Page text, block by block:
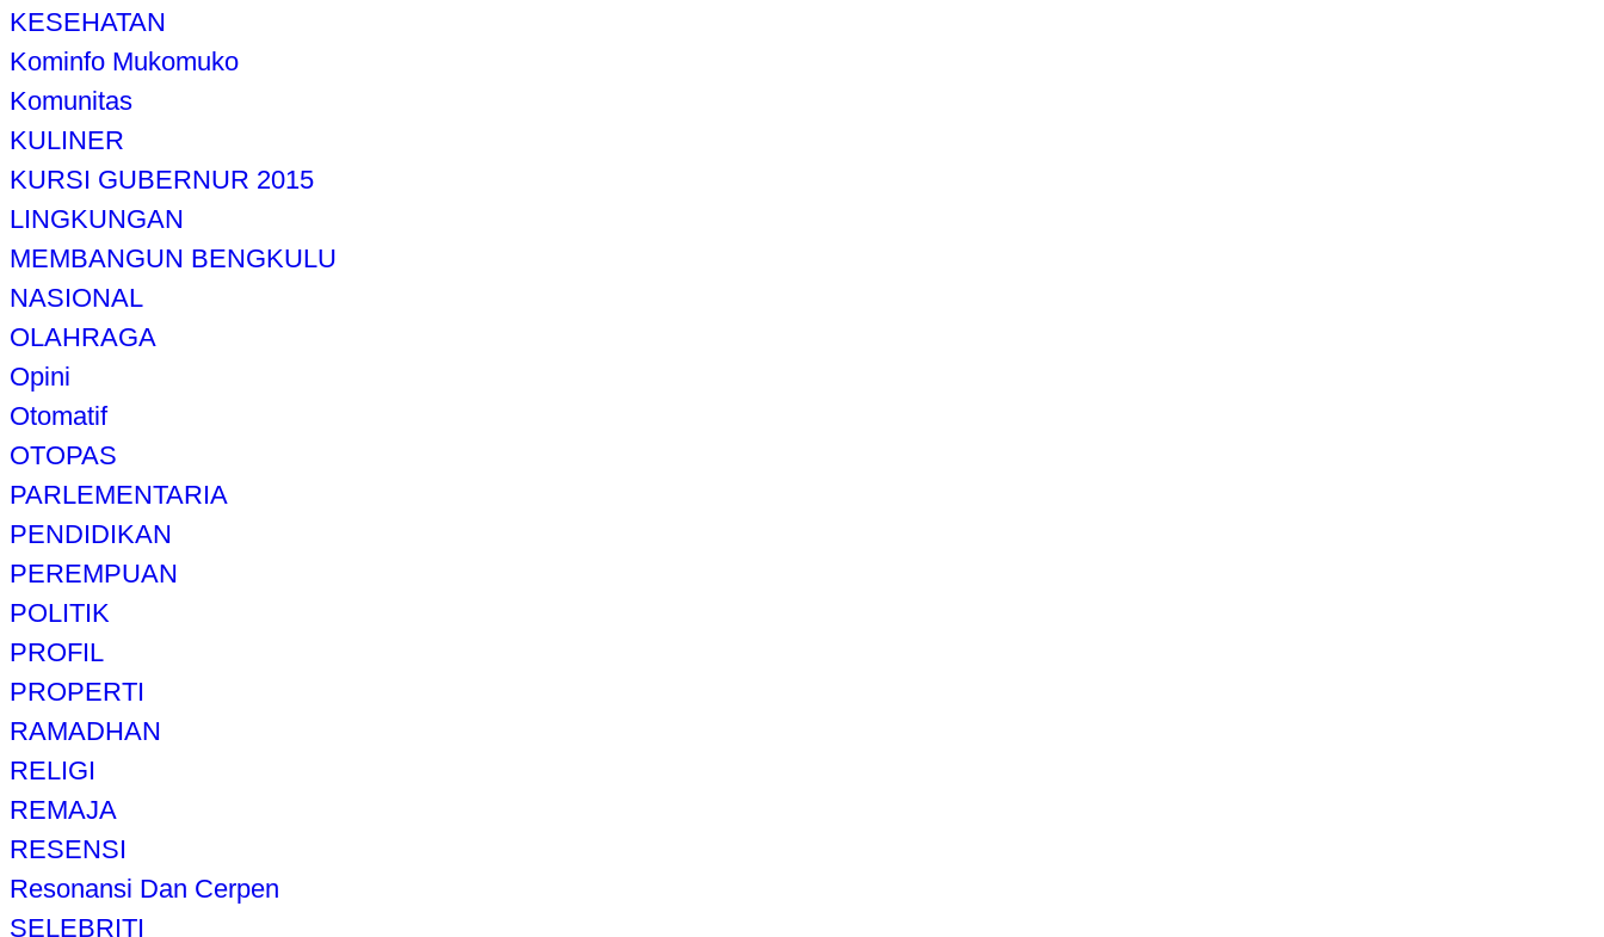
KESEHATAN
Kominfo Mukomuko
Komunitas
KULINER
KURSI GUBERNUR 2015
LINGKUNGAN
MEMBANGUN BENGKULU
NASIONAL
OLAHRAGA
Opini
Otomatif
OTOPAS
PARLEMENTARIA
PENDIDIKAN
PEREMPUAN
POLITIK
PROFIL
PROPERTI
RAMADHAN
RELIGI
REMAJA
RESENSI
Resonansi Dan Cerpen
SELEBRITI